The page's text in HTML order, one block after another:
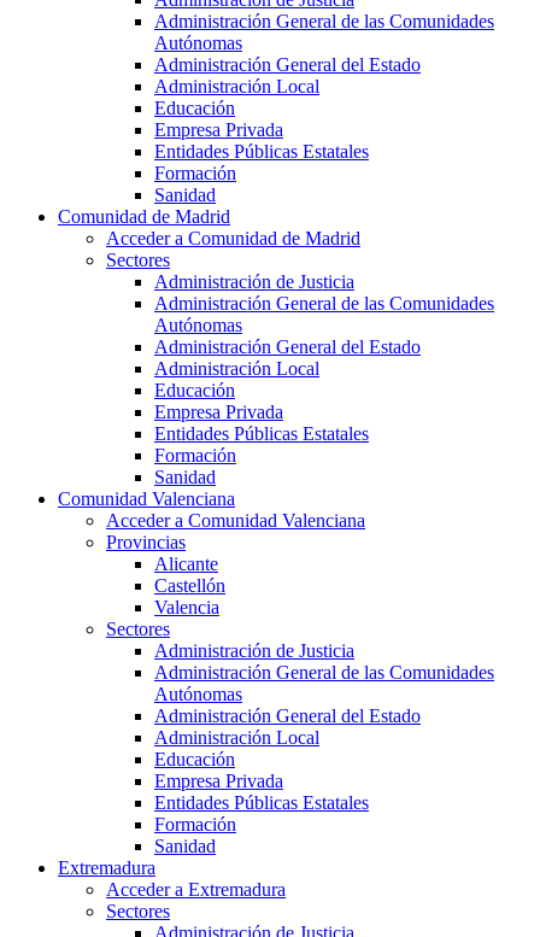
Administración General de las Comunidades
Autónomas
Administración General del Estado
Administración Local
Educación
Empresa Privada
Entidades Públicas Estatales
Formación
Sanidad
Comunidad de Madrid
Acceder a Comunidad de Madrid
Sectores
Administración de Justicia
Administración General de las Comunidades
Autónomas
Administración General del Estado
Administración Local
Educación
Empresa Privada
Entidades Públicas Estatales
Formación
Sanidad
Comunidad Valenciana
Acceder a Comunidad Valenciana
Provincias
Alicante
Castellón
Valencia
Sectores
Administración de Justicia
Administración General de las Comunidades
Autónomas
Administración General del Estado
Administración Local
Educación
Empresa Privada
Entidades Públicas Estatales
Formación
Sanidad
Extremadura
Acceder a Extremadura
Sectores